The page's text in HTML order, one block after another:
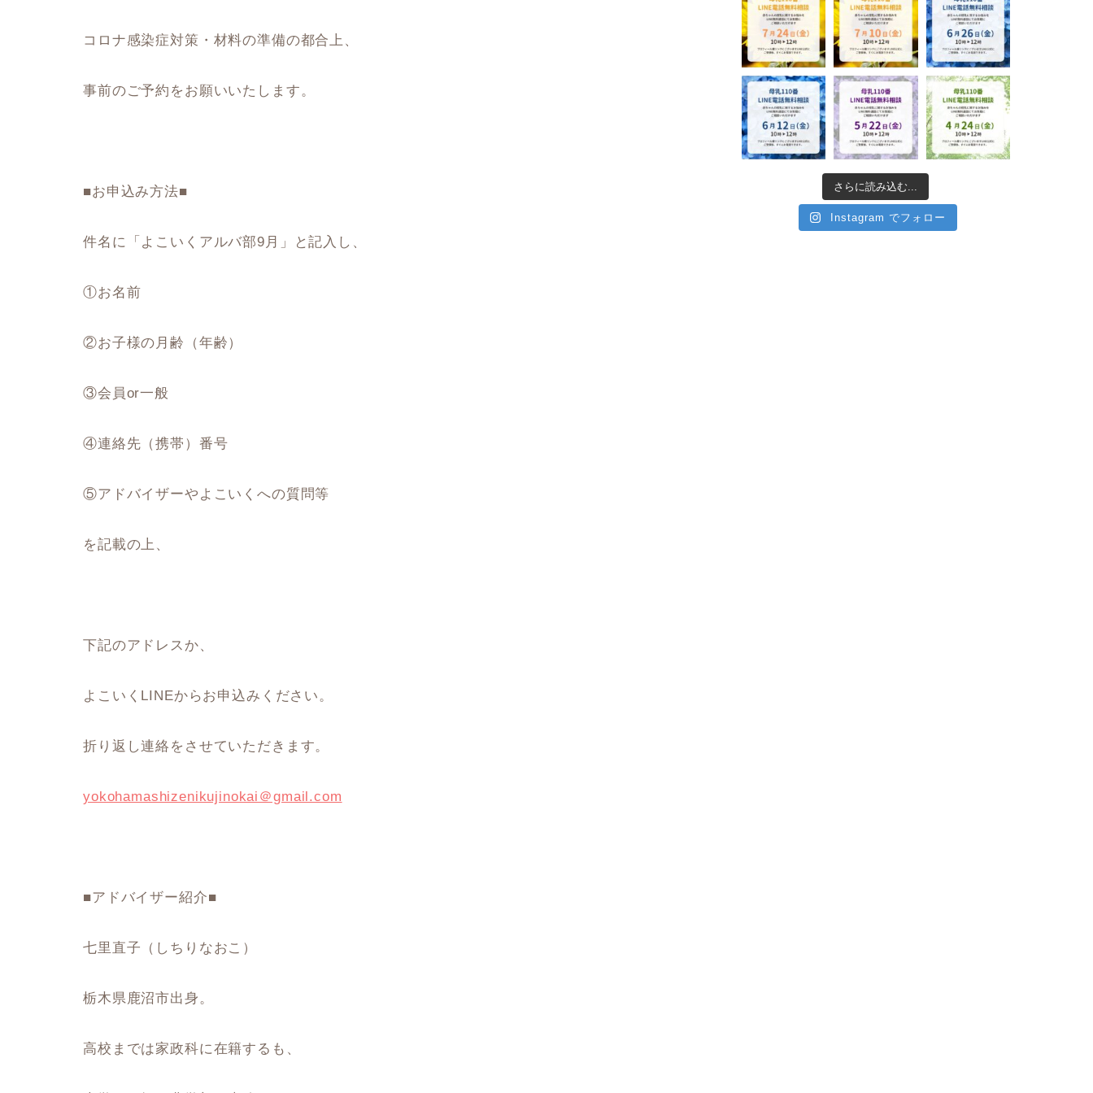
コロナ感染症対策・材料の準備の都合上、
事前のご予約をお願いいたします。
■お申込み方法■
件名に「よこいくアルバ部9月」と記入し、
①お名前
②お子様の月齢（年齢）
③会員or一般
④連絡先（携帯）番号
⑤アドバイザーやよこいくへの質問等
を記載の上、
下記のアドレスか、
よこいくLINEからお申込みください。
折り返し連絡をさせていただきます。
yokohamashizenikujinokai＠gmail.com
■アドバイザー紹介■
七里直子（しちりなおこ）
栃木県鹿沼市出身。
高校までは家政科に在籍するも、
さらに読み込む...
Instagram でフォロー